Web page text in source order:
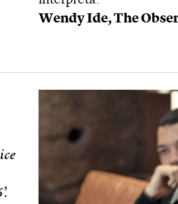
Wendy Ide, The